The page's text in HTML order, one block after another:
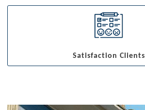
Satisfaction Clients